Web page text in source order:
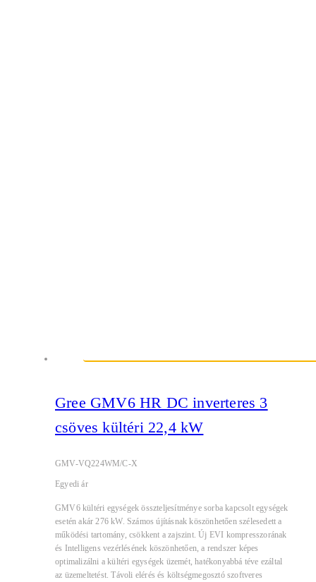
Gree GMV6 HR DC inverteres 3
csöves kültéri 22,4 kW
GMV-VQ224WM/C-X
Egyedi ár
GMV6 kültéri egységek összteljesítménye sorba kapcsolt egységek
esetén akár 276 kW. Számos újításnak köszönhetően szélesedett a
működési tartomány, csökkent a zajszint. Új EVI kompresszorának
és Intelligens vezérlésének köszönhetően, a rendszer képes
optimalizálni a kültéri egységek üzemét, hatékonyabbá téve ezáltal
az üzemeltetést. Távoli elérés és költségmegosztó szoftveres